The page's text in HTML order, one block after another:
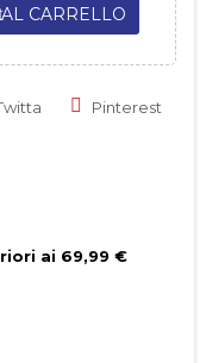
CARRELLO
Pinterest
ai 69,99 €